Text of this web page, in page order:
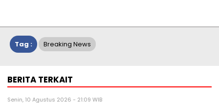
Tag : Breaking News
BERITA TERKAIT
Senin, 10 Agustus 2026 - 21:09 WIB